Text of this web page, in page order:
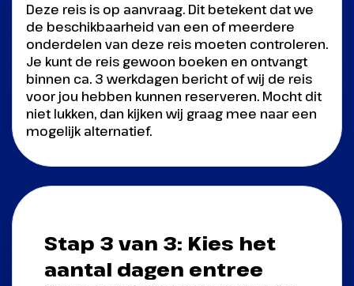
Deze reis is op aanvraag. Dit betekent dat we
de beschikbaarheid van een of meerdere
onderdelen van deze reis moeten controleren.
Je kunt de reis gewoon boeken en ontvangt
binnen ca. 3 werkdagen bericht of wij de reis
voor jou hebben kunnen reserveren. Mocht dit
niet lukken, dan kijken wij graag mee naar een
mogelijk alternatief.
Stap 3 van 3: Kies het
aantal dagen entree